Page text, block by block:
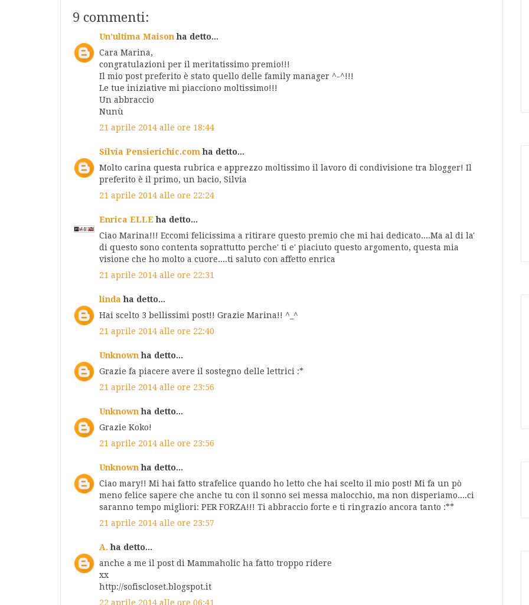
9 commenti:
Un’ultima Maison ha detto...
Cara Marina,
congratulazioni per il meritatissimo premio!!!
Il mio post preferito è stato quello delle family manager ^-^!!!
Le tue iniziative mi piacciono moltissimo!!!
Un abbraccio
Nunù
21 aprile 2014 alle ore 18:44
Silvia Pensierichic.com ha detto...
Molto carina questa rubrica e apprezzo moltissimo il lavoro di condivisione tra blogger! Il
preferito è il primo, un bacio, Silvia
21 aprile 2014 alle ore 22:24
Enrica ELLEha detto...
Ciao Marina!!! Eccomi felicissima a ritirare questo premio che mi hai dedicato....Ma al di la'
di questo sono contenta soprattutto perche' ti e' piaciuto questo argomento, questa mia
visione che ho molto a cuore....ti saluto con affetto enrica
21 aprile 2014 alle ore 22:31
linda ha detto...
Hai scelto 3 bellissimi post!! Grazie Marina!! ^_^
21 aprile 2014 alle ore 22:40
Unknown ha detto...
Grazie fa piacere avere il sostegno delle lettrici :*
21 aprile 2014 alle ore 23:56
Unknown ha detto...
Grazie Koko!
21 aprile 2014 alle ore 23:56
Unknown ha detto...
Ciao mary!! Mi hai fatto strafelice quando ho letto che hai scelto il mio post! Mi fa un pò
meno felice sapere che anche tu con il sonno sei messa malocchio, ma non disperiamo....ci
saranno tempo migliori: PER FORZA!!! Ti abbraccio forte e ti ringrazio ancora tanto :**
21 aprile 2014 alle ore 23:57
A. ha detto...
anche a me il post di Mammaholic ha fatto troppo ridere
xx
http://sofiscloset.blogspot.it
22 aprile 2014 alle ore 06:41